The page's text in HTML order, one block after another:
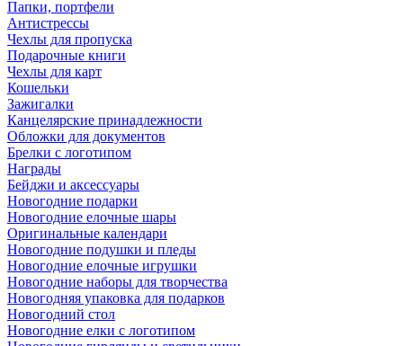
Папки, портфели
Антистрессы
Чехлы для пропуска
Подарочные книги
Чехлы для карт
Кошельки
Зажигалки
Канцелярские принадлежности
Обложки для документов
Брелки с логотипом
Награды
Бейджи и аксессуары
Новогодние подарки
Новогодние елочные шары
Оригинальные календари
Новогодние подушки и пледы
Новогодние елочные игрушки
Новогодние наборы для творчества
Новогодняя упаковка для подарков
Новогодний стол
Новогодние елки с логотипом